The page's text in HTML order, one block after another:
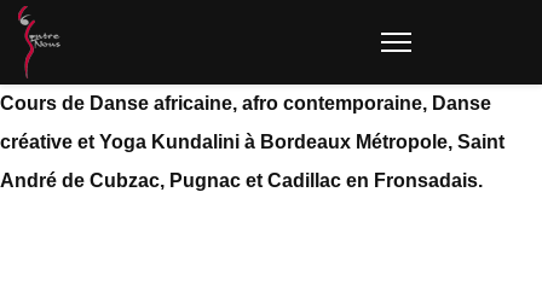
Cours de Danse africaine, afro contemporaine, Danse
créative et Yoga Kundalini à Bordeaux Métropole, Saint
André de Cubzac, Pugnac et Cadillac en Fronsadais.